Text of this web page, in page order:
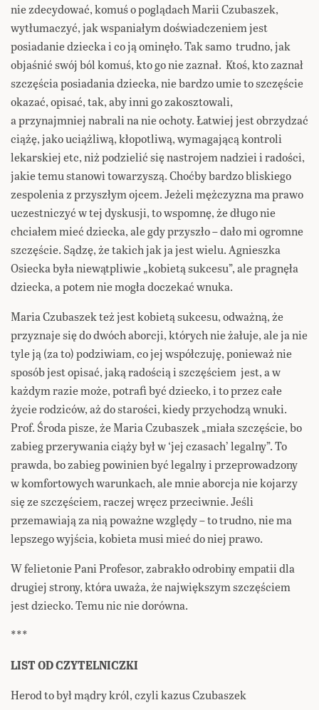
nie zdecydować, komuś o poglądach Marii Czubaszek,
wytłumaczyć, jak wspaniałym doświadczeniem jest
posiadanie dziecka i co ją ominęło. Tak samo trudno, jak
objaśnić swój ból komuś, kto go nie zaznał. Ktoś, kto zaznał
szczęścia posiadania dziecka, nie bardzo umie to szczęście
okazać, opisać, tak, aby inni go zakosztowali,
a przynajmniej nabrali na nie ochoty. Łatwiej jest obrzydzać
ciążę, jako uciążliwą, kłopotliwą, wymagającą kontroli
lekarskiej etc, niż podzielić się nastrojem nadziei i radości,
jakie temu stanowi towarzyszą. Choćby bardzo bliskiego
zespolenia z przyszłym ojcem. Jeżeli mężczyzna ma prawo
uczestniczyć w tej dyskusji, to wspomnę, że długo nie
chciałem mieć dziecka, ale gdy przyszło – dało mi ogromne
szczęście. Sądzę, że takich jak ja jest wielu. Agnieszka
Osiecka była niewątpliwie „kobietą sukcesu”, ale pragnęła
dziecka, a potem nie mogła doczekać wnuka.
Maria Czubaszek też jest kobietą sukcesu, odważną, że
przyznaje się do dwóch aborcji, których nie żałuje, ale ja nie
tyle ją (za to) podziwiam, co jej współczuję, ponieważ nie
sposób jest opisać, jaką radością i szczęściem jest, a w
każdym razie może, potrafi być dziecko, i to przez całe
życie rodziców, aż do starości, kiedy przychodzą wnuki.
Prof. Środa pisze, że Maria Czubaszek „miała szczęście, bo
zabieg przerywania ciąży był w ‘jej czasach’ legalny”. To
prawda, bo zabieg powinien być legalny i przeprowadzony
w komfortowych warunkach, ale mnie aborcja nie kojarzy
się ze szczęściem, raczej wręcz przeciwnie. Jeśli
przemawiają za nią poważne względy – to trudno, nie ma
lepszego wyjścia, kobieta musi mieć do niej prawo.
W felietonie Pani Profesor, zabrakło odrobiny empatii dla
drugiej strony, która uważa, że największym szczęściem
jest dziecko. Temu nic nie dorówna.
***
LIST OD CZYTELNICZKI
Herod to był mądry król, czyli kazus Czubaszek